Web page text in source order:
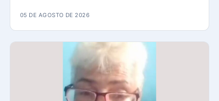
05 DE AGOSTO DE 2026